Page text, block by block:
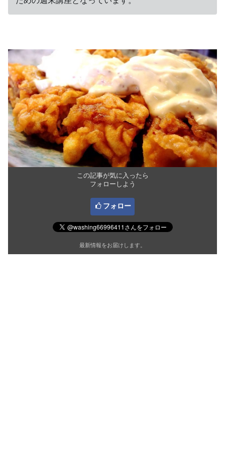
この記事が気に入ったら
フォローしよう
フォロー
最新情報をお届けします。